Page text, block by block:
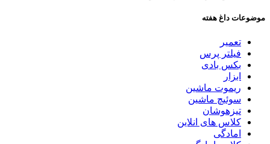
موضوعات داغ هفته
تعمیر
فیلتر پرس
بکس بادی
ابزار
ریموت ماشین
سوئیچ ماشین
تیزهوشان
کلاس های انلاین
امادگی